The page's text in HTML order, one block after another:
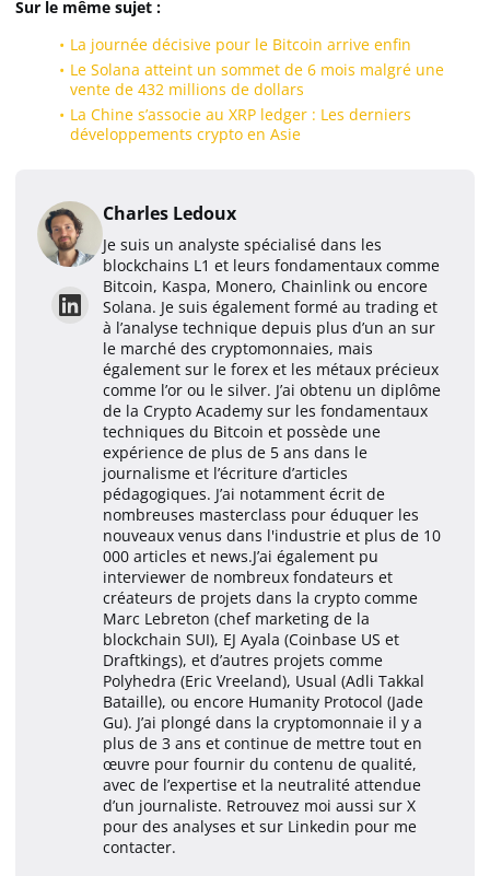
Sur le même sujet :
La journée décisive pour le Bitcoin arrive enfin
Le Solana atteint un sommet de 6 mois malgré une
vente de 432 millions de dollars
La Chine s’associe au XRP ledger : Les derniers
développements crypto en Asie
Charles Ledoux
Je suis un analyste spécialisé dans les
blockchains L1 et leurs fondamentaux comme
Bitcoin, Kaspa, Monero, Chainlink ou encore
Solana. Je suis également formé au trading et
à l’analyse technique depuis plus d’un an sur
le marché des cryptomonnaies, mais
également sur le forex et les métaux précieux
comme l’or ou le silver. J’ai obtenu un diplôme
de la Crypto Academy sur les fondamentaux
techniques du Bitcoin et possède une
expérience de plus de 5 ans dans le
journalisme et l’écriture d’articles
pédagogiques. J’ai notamment écrit de
nombreuses masterclass pour éduquer les
nouveaux venus dans l'industrie et plus de 10
000 articles et news.J’ai également pu
interviewer de nombreux fondateurs et
créateurs de projets dans la crypto comme
Marc Lebreton (chef marketing de la
blockchain SUI), EJ Ayala (Coinbase US et
Draftkings), et d’autres projets comme
Polyhedra (Eric Vreeland), Usual (Adli Takkal
Bataille), ou encore Humanity Protocol (Jade
Gu). J’ai plongé dans la cryptomonnaie il y a
plus de 3 ans et continue de mettre tout en
œuvre pour fournir du contenu de qualité,
avec de l’expertise et la neutralité attendue
d’un journaliste. Retrouvez moi aussi sur X
pour des analyses et sur Linkedin pour me
contacter.